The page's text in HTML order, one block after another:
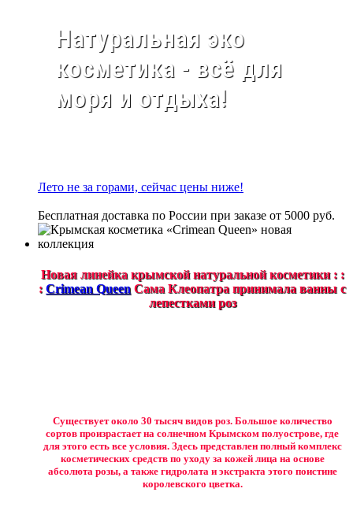
Натуральная эко
косметика - всё для
моря и отдыха!
Лето не за горами, сейчас цены ниже!
Бесплатная доставка по России при заказе от 5000 руб.
Новая линейка крымской натуральной косметики : :
: Crimean Queen Сама Клеопатра принимала ванны с
лепестками роз
Существует около 30 тысяч видов роз. Большое количество
сортов произрастает на солнечном Крымском полуострове, где
для этого есть все условия. Здесь представлен полный комплекс
косметических средств по уходу за кожей лица на основе
абсолюта розы, а также гидролата и экстракта этого поистине
королевского цветка.